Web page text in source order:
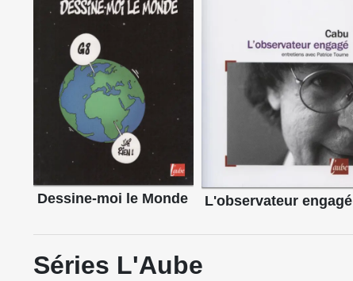
Dessine-moi le Monde L'observateur engagé
Séries L'Aube